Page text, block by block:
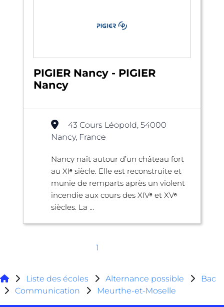
PIGIER Nancy - PIGIER
Nancy
43 Cours Léopold, 54000
Nancy, France
Nancy naît autour d’un château fort
au XIᵉ siècle. Elle est reconstruite et
munie de remparts après un violent
incendie aux cours des XIVᵉ et XVᵉ
siècles. La ...
1
Liste des écoles Alternance possible
Bac
Communication
Meurthe-et-Moselle